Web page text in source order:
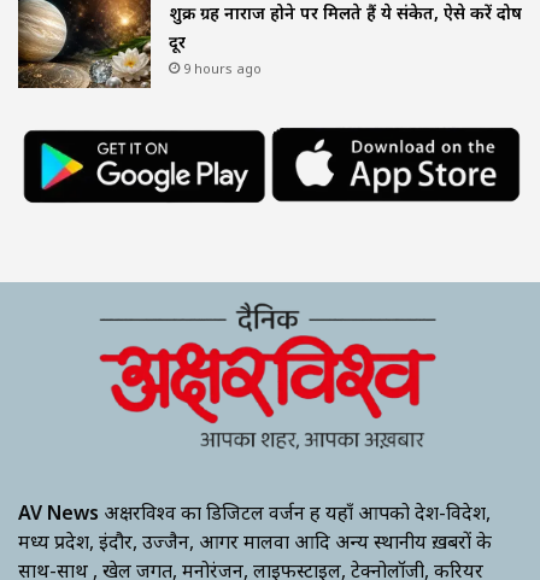
शुक्र ग्रह नाराज होने पर मिलते हैं ये संकेत, ऐसे करें दोष
दूर
9 hours ago
AV News अक्षरविश्व का डिजिटल वर्जन हैं यहाँ आपको देश-विदेश,
मध्य प्रदेश, इंदौर, उज्जैन, आगर मालवा आदि अन्य स्थानीय ख़बरों के
साथ-साथ , खेल जगत, मनोरंजन, लाइफस्टाइल, टेक्नोलॉजी, करियर